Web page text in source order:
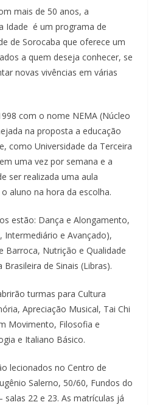
mais de 50 anos, a
Idade é um programa de
de Sorocaba que oferece um
a quem deseja conhecer, se
novas vivências em várias
com o nome NEMA (Núcleo
na proposta a educação
como Universidade da Terceira
uma vez por semana e a
ser realizada uma aula
aluno na hora da escolha.
estão: Dança e Alongamento,
Intermediário e Avançado),
Barroca, Nutrição e Qualidade
de Sinais (Libras).
turmas para Cultura
Apreciação Musical, Tai Chi
Movimento, Filosofia e
e Italiano Básico.
lecionados no Centro de
Salerno, 50/60, Fundos do
salas 22 e 23. As matrículas já